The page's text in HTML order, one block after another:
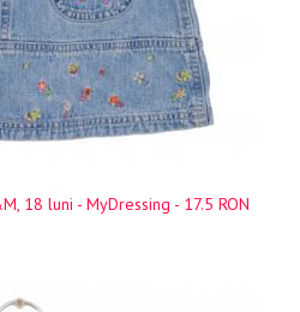
18 luni - MyDressing - 17.5 RON